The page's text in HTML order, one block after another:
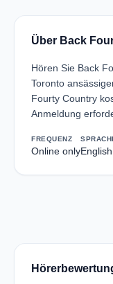
Über Back
Hören Sie Back
Toronto
Fourty Country
Anmeldung
FREQUENZ
Online onlyEnglish